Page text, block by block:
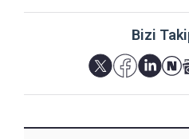
Bizi